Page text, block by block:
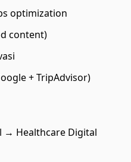
optimization
content)
+ TripAdvisor)
→ Healthcare Digital